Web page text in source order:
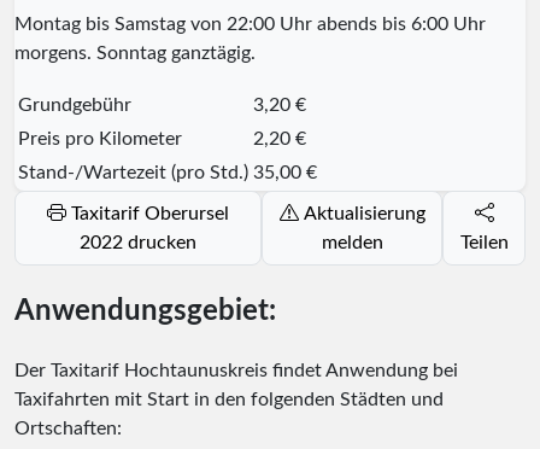
Montag bis Samstag von 22:00 Uhr abends bis 6:00 Uhr
morgens. Sonntag ganztägig.
Grundgebühr
3,20 €
Preis pro Kilometer
2,20 €
Stand-/Wartezeit (pro Std.) 35,00 €
Taxitarif Oberursel
2022 drucken
Aktualisierung
melden
Teilen
Anwendungsgebiet:
Der Taxitarif Hochtaunuskreis findet Anwendung bei
Taxifahrten mit Start in den folgenden Städten und
Ortschaften: